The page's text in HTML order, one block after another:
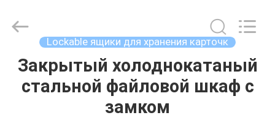
ДОМ
Lockable ящики для хранения карточк
Закрытый холоднокатаный
стальной файловой шкаф с
замком